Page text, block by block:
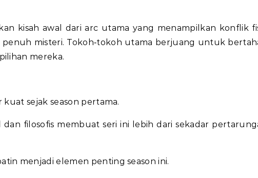
kisah awal dari arc utama yang menampilkan konflik
misteri. Tokoh‑tokoh utama berjuang untuk
mereka.
kuat sejak season pertama.
filosofis membuat seri ini lebih dari sekadar
menjadi elemen penting season ini.